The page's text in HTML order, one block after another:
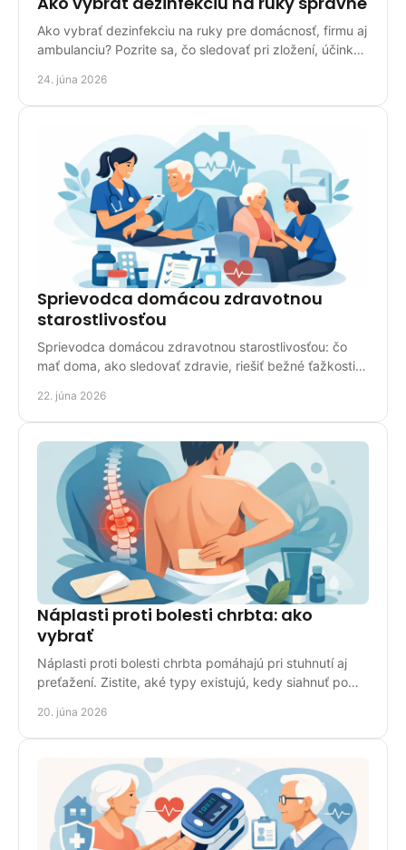
Ako vybrať dezinfekciu na ruky pre domácnosť, firmu aj
ambulanciu? Pozrite sa, čo sledovať pri zložení, účinku,
24. júna 2026
Sprievodca domácou zdravotnou
starostlivosťou
Sprievodca domácou zdravotnou starostlivosťou: čo
mať doma, ako sledovať zdravie, riešiť bežné ťažkosti a
22. júna 2026
Náplasti proti bolesti chrbta: ako
vybrať
Náplasti proti bolesti chrbta pomáhajú pri stuhnutí aj
preťažení. Zistite, aké typy existujú, kedy siahnuť po
20. júna 2026